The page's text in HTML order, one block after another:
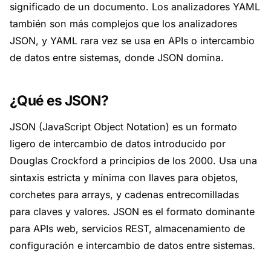
significado de un documento. Los analizadores YAML
también son más complejos que los analizadores
JSON, y YAML rara vez se usa en APIs o intercambio
de datos entre sistemas, donde JSON domina.
¿Qué es JSON?
JSON (JavaScript Object Notation) es un formato
ligero de intercambio de datos introducido por
Douglas Crockford a principios de los 2000. Usa una
sintaxis estricta y mínima con llaves para objetos,
corchetes para arrays, y cadenas entrecomilladas
para claves y valores. JSON es el formato dominante
para APIs web, servicios REST, almacenamiento de
configuración e intercambio de datos entre sistemas.